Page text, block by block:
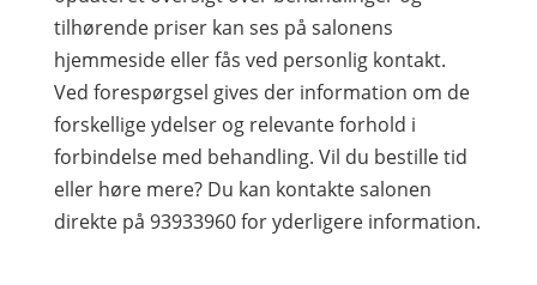
tilhørende priser kan ses på salonens
hjemmeside eller fås ved personlig kontakt.
Ved forespørgsel gives der information om de
forskellige ydelser og relevante forhold i
forbindelse med behandling. Vil du bestille tid
eller høre mere? Du kan kontakte salonen
direkte på 93933960 for yderligere information.